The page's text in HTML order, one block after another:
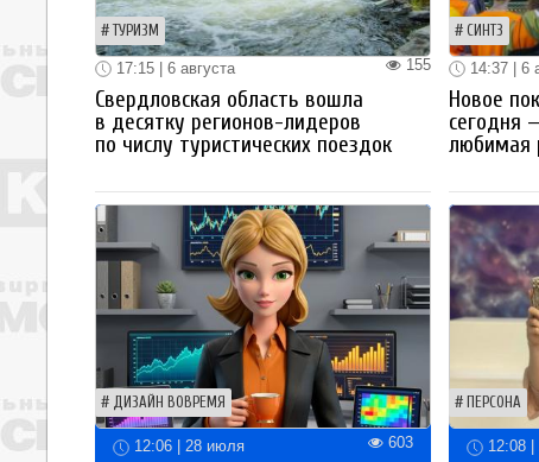
ТУРИЗМ
155
17:15 | 6 августа
Свердловская область вошла
в десятку регионов-лидеров
по числу туристических поездок
СИНТЗ
14:37 | 6
Новое
сегодня
любимая
ДИЗАЙН ВОВРЕМЯ
12:06 | 28 июля 603
ПЕРСОНА
12:08 |